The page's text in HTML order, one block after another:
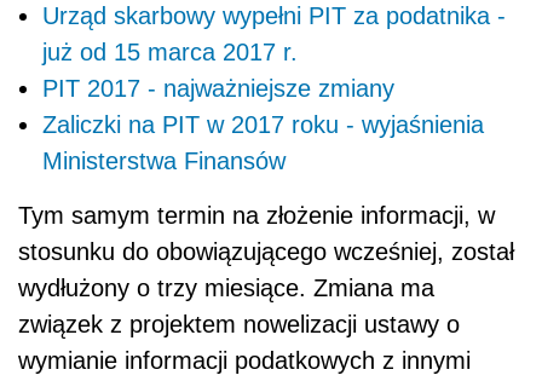
Urząd skarbowy wypełni PIT za podatnika -
już od 15 marca 2017 r.
PIT 2017 - najważniejsze zmiany
Zaliczki na PIT w 2017 roku - wyjaśnienia
Ministerstwa Finansów
Tym samym termin na złożenie informacji, w
stosunku do obowiązującego wcześniej, został
wydłużony o trzy miesiące. Zmiana ma
związek z projektem nowelizacji ustawy o
wymianie informacji podatkowych z innymi